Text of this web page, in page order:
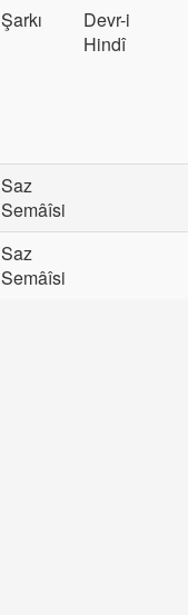
Şarkı
Devr-i
Hindî
Saz
Semâîsi
Saz
Semâîsi